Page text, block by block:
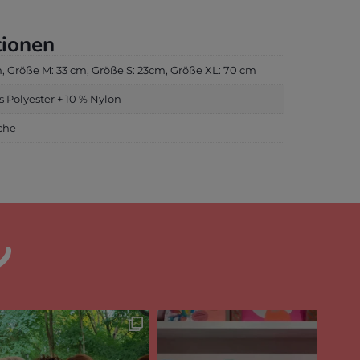
Größe M: 33 cm, Größe S: 23cm, Größe XL: 70 cm
Polyester + 10 % Nylon